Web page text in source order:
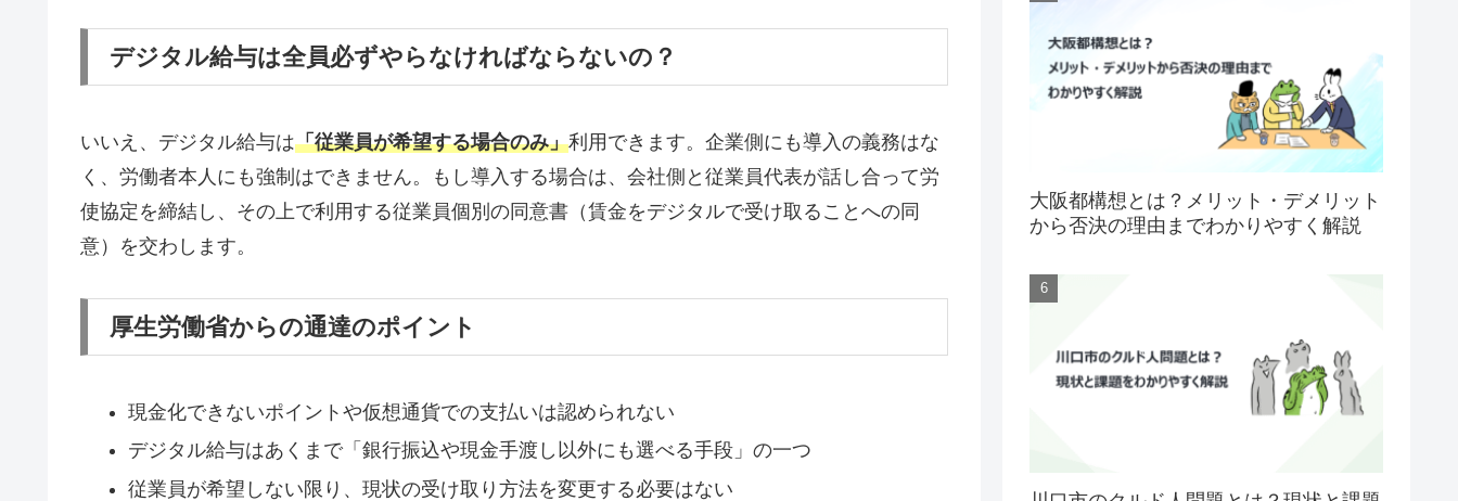
デジタル給与は全員必ずやらなければならないの？
いいえ、デジタル給与は「従業員が希望する場合のみ」利用できます。企業側にも導入の義務はな
く、労働者本人にも強制はできません。もし導入する場合は、会社側と従業員代表が話し合って労
使協定を締結し、その上で利用する従業員個別の同意書（賃金をデジタルで受け取ることへの同
意）を交わします。
厚生労働省からの通達のポイント
現金化できないポイントや仮想通貨での支払いは認められない
デジタル給与はあくまで「銀行振込や現金手渡し以外にも選べる手段」の一つ
従業員が希望しない限り、現状の受け取り方法を変更する必要はない
大阪都構想とは？メリット・デメリット
から否決の理由までわかりやすく解説